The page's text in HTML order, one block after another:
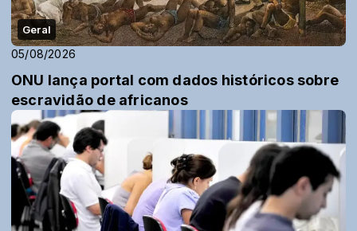
Geral
05/08/2026
ONU lança portal com dados históricos sobre
escravidão de africanos